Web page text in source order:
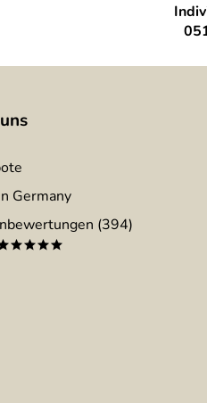
Germany
(394)